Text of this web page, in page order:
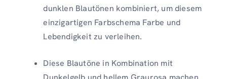
dunklen Blautönen kombiniert, um diesem
einzigartigen Farbschema Farbe und
Lebendigkeit zu verleihen.
Diese Blautöne in Kombination mit